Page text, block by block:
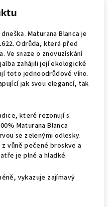
Maturana Blanca je
Odrůda, která před
Ve snaze o znovuzískání
zahájili její ekologické
toto jednoodrůdové víno.
jak svou elegancí, tak
které rezonují s
Maturana Blanca
se zelenými odlesky.
vůně pečené broskve a
je plné a hladké.
vykazuje zajímavý